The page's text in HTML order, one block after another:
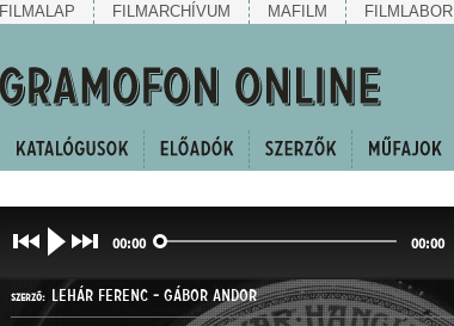
FILMALAP FILMARCHÍVUM MAFILM FILMLABOR
00:00 00:00
SZERZŐ: LEHÁR FERENC - GÁBOR ANDOR